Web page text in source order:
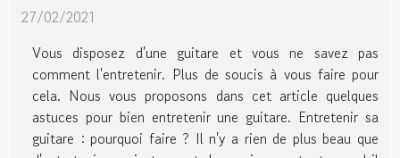
27/02/2021
Vous disposez d'une guitare et vous ne savez pas
comment l'entretenir. Plus de soucis à vous faire pour
cela. Nous vous proposons dans cet article quelques
astuces pour bien entretenir une guitare. Entretenir sa
guitare : pourquoi faire ? Il n'y a rien de plus beau que